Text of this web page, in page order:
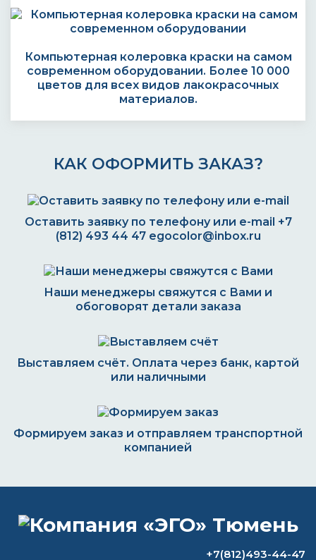
Компьютерная колеровка краски на самом
современном оборудовании. Более 10 000
цветов для всех видов лакокрасочных
материалов.
КАК ОФОРМИТЬ ЗАКАЗ?
Оставить заявку по телефону или e-mail +7
(812) 493 44 47 egocolor@inbox.ru
Наши менеджеры свяжутся с Вами и
обоговорят детали заказа
Выставляем счёт. Оплата через банк, картой
или наличными
Формируем заказ и отправляем транспортной
компанией
ВОПРОС-ОТВЕТ
+7(812)493-44-47